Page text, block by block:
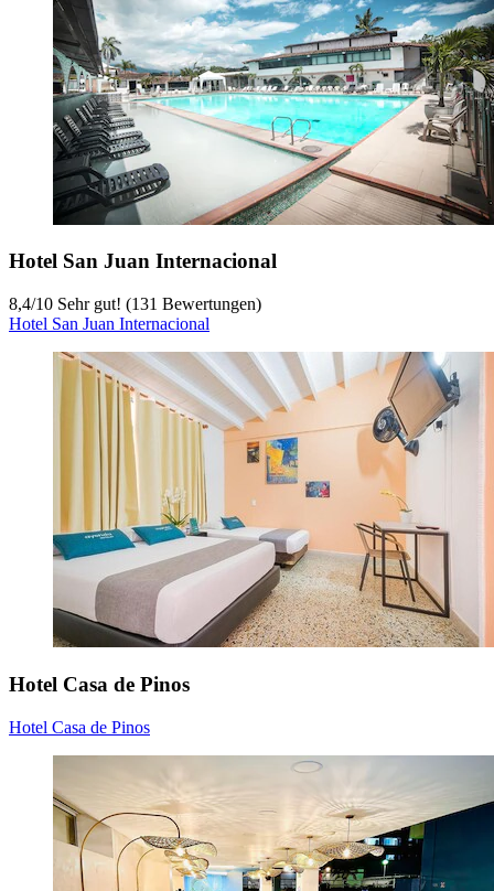
Hotel San Juan Internacional
8,4/10 Sehr gut! (131 Bewertungen)
Hotel San Juan Internacional
Hotel Casa de Pinos
Hotel Casa de Pinos